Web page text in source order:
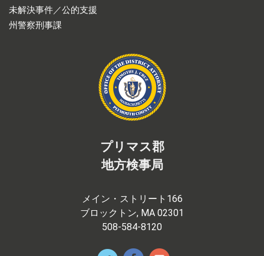
未解決事件／公的支援
州警察刑事課
プリマス郡
地方検事局
メイン・ストリート166
ブロックトン, MA 02301
508-584-8120